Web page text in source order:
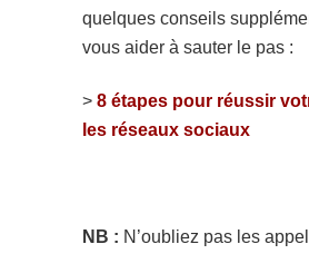
quelques conseils
vous aider à sauter le pas :
> 8 étapes pour réussir
les réseaux sociaux
NB : N’oubliez pas les